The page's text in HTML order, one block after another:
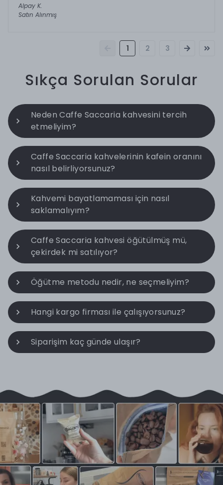
Alpay K.
Satın Alınmış
1 2 3
Sıkça Sorulan Sorular
Neden Caffe Saccaria kahvesini tercih
etmeliyim?
Caffe Saccaria kahvelerinin kafein oranını
nasıl belirliyorsunuz?
Kahvemi bayatlamaması için nasıl
saklamalıyım?
Caffe Saccaria kahvesi öğütülmüş mü,
çekirdek mi satılıyor?
Öğütme metodu nedir, ne seçmeliyim?
Hangi kargo firması ile çalışıyorsunuz?
Siparişim kaç günde ulaşır?